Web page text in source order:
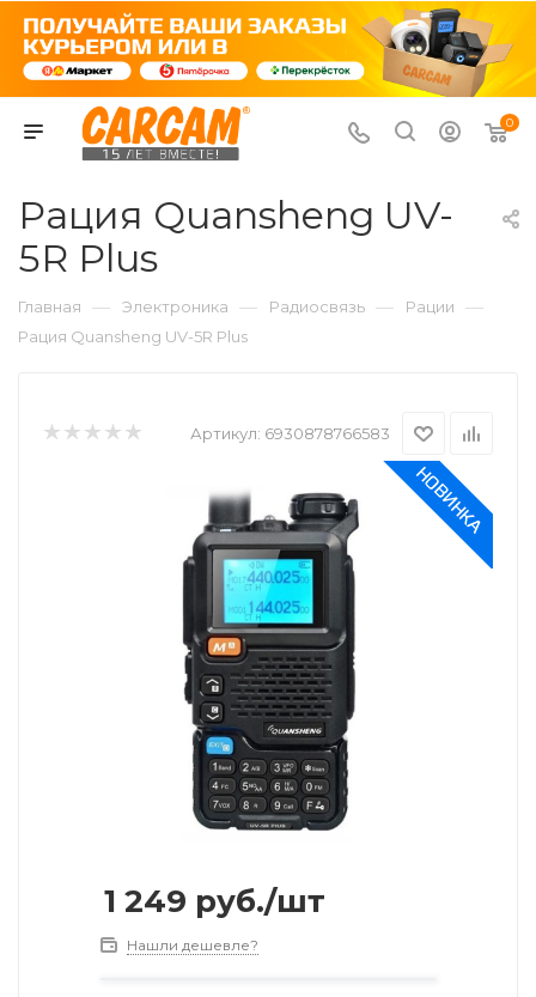
0
Рация Quansheng UV-
5R Plus
Главная — Электроника — Радиосвязь — Рации —
Рация Quansheng UV-5R Plus
Артикул: 6930878766583
1 249 руб./шт
Нашли дешевле?